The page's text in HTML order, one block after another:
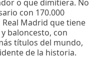
o que dimitiera. No
con 170.000
Madrid que tiene
baloncesto, con
títulos del mundo,
de la historia.